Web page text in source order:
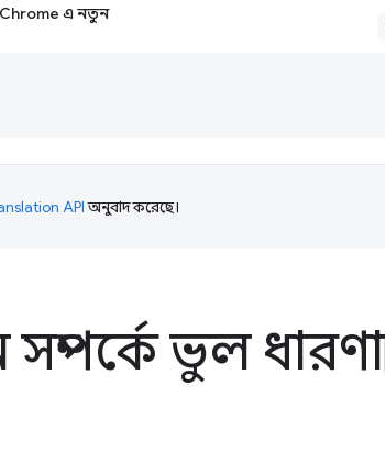
Chrome এ নতুন
APIঅনুবাদ করেছে।
সম্পর্কে ভুল ধারণা